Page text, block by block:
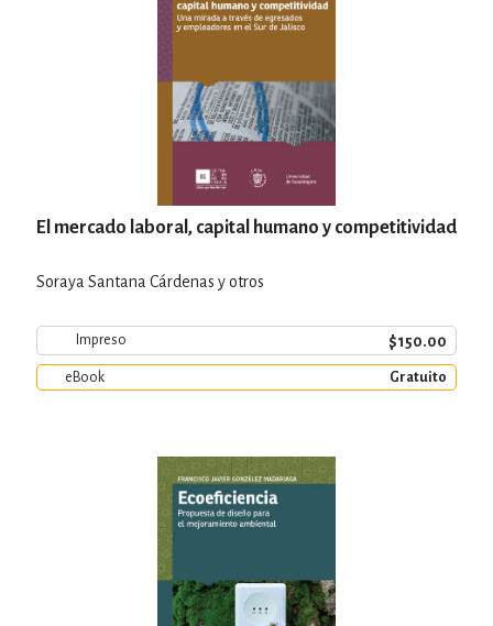
El mercado laboral, capital humano y competitividad
Soraya Santana Cárdenas y otros
Impreso $150.00
eBook Gratuito